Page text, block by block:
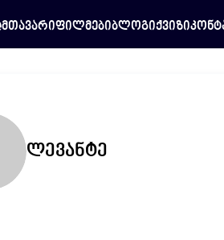
მთავარიფილმებიბლოგიქვიზი
ლევანტე